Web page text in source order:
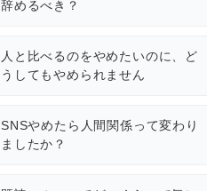
辞めるべき？
人と比べるのをやめたいのに、ど
うしてもやめられません
SNSやめたら人間関係って変わり
ましたか？